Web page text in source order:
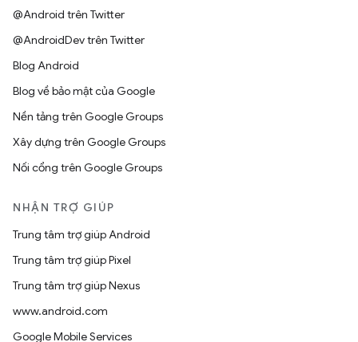
@Android trên Twitter
@AndroidDev trên Twitter
Blog Android
Blog về bảo mật của Google
Nền tảng trên Google Groups
Xây dựng trên Google Groups
Nối cổng trên Google Groups
NHẬN TRỢ GIÚP
Trung tâm trợ giúp Android
Trung tâm trợ giúp Pixel
Trung tâm trợ giúp Nexus
www.android.com
Google Mobile Services